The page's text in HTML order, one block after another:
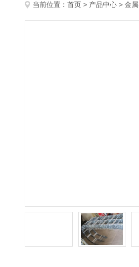
当前位置： 首页 > 产品中心 > 金